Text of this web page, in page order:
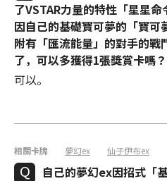
了VSTAR力量的特性「星星
因自己的基礎寶可夢的「寶可
附有「匯流能量」的對手的戰
了，可以多獲得1張獎賞卡嗎？
可以。
相關卡牌 夢幻ex 仙子伊布ex
自己的夢幻ex因招式「